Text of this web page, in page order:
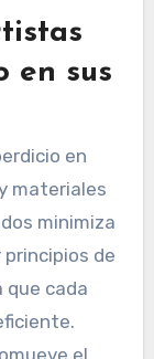
en sus
en
materiales
minimiza
de
que cada
el